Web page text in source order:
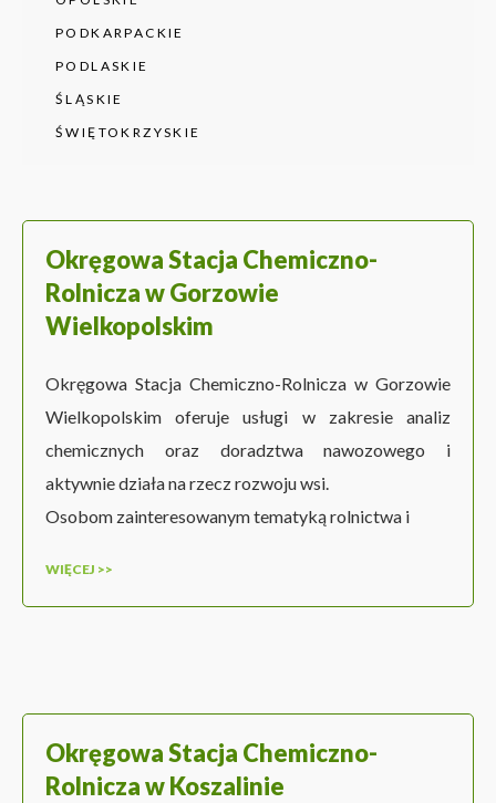
PODKARPACKIE
PODLASKIE
ŚLĄSKIE
ŚWIĘTOKRZYSKIE
Okręgowa Stacja Chemiczno-
Rolnicza w Gorzowie
Wielkopolskim
Okręgowa Stacja Chemiczno-Rolnicza w Gorzowie
Wielkopolskim oferuje usługi w zakresie analiz
chemicznych oraz doradztwa nawozowego i
aktywnie działa na rzecz rozwoju wsi.
Osobom zainteresowanym tematyką rolnictwa i
WIĘCEJ >>
Okręgowa Stacja Chemiczno-
Rolnicza w Koszalinie